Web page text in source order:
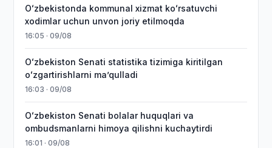
Oʻzbekistonda kommunal xizmat koʻrsatuvchi
xodimlar uchun unvon joriy etilmoqda
16:05 · 09/08
Oʻzbekiston Senati statistika tizimiga kiritilgan
oʻzgartirishlarni maʼqulladi
16:03 · 09/08
Oʻzbekiston Senati bolalar huquqlari va
ombudsmanlarni himoya qilishni kuchaytirdi
16:01 · 09/08